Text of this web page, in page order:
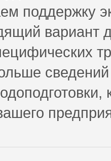
поддержку
вариант